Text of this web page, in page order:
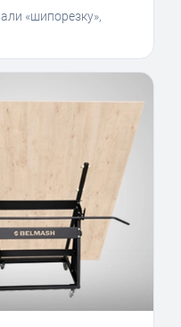
«шипорезку»,